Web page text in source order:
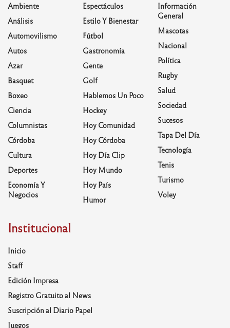
Ambiente
Análisis
Automovilismo
Autos
Azar
Basquet
Boxeo
Ciencia
Columnistas
Córdoba
Cultura
Deportes
Economía Y
Negocios
Espectáculos
Estilo Y Bienestar
Fútbol
Gastronomía
Gente
Golf
Hablemos Un Poco
Hockey
Hoy Comunidad
Hoy Córdoba
Hoy Día Clip
Hoy Mundo
Hoy País
Humor
Información
General
Mascotas
Nacional
Política
Rugby
Salud
Sociedad
Sucesos
Tapa Del Día
Tecnología
Tenis
Turismo
Voley
Institucional
Inicio
Staff
Edición Impresa
Registro Gratuito al News
Suscripción al Diario Papel
Juegos